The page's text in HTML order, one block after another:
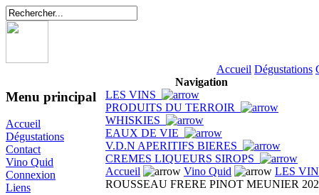
Accueil Dégustations
Menu principal
Accueil
Dégustations
Contact
Vino Quid
Connexion
Liens
Navigation
LES VINS
PRODUITS DU TERROIR
WHISKIES
EAUX DE VIE
V.D.N APERITIFS BIERES
CREMES LIQUEURS SIROPS
Accueil
Vino Quid
LES
ROUSSEAU FRERE PINOT MEUNIER